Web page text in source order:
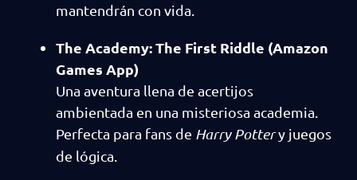
mantendrán con vida.
The Academy: The First Riddle (Amazon
Games App)
Una aventura llena de acertijos
ambientada en una misteriosa academia.
Perfecta para fans de Harry Pottery juegos
de lógica.